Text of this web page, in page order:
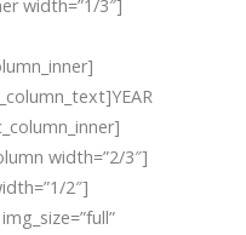
width=”1/3″]
width=”2/3″]
2″]